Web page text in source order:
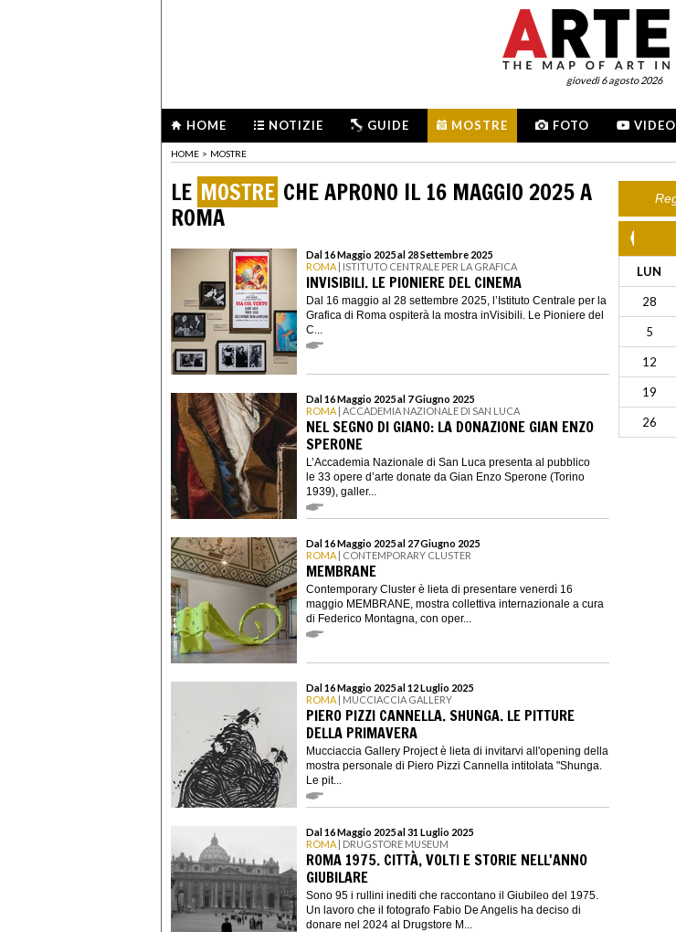
giovedì 6 agosto 2026
HOME NOTIZIE GUIDE MOSTRE FOTO VIDEO
HOME > MOSTRE
LE MOSTRE CHE APRONO IL 16 MAGGIO 2025 A
ROMA
Dal 16 Maggio 2025 al 28 Settembre 2025
ROMA | ISTITUTO CENTRALE PER LA GRAFICA
INVISIBILI. LE PIONIERE DEL CINEMA
Dal 16 maggio al 28 settembre 2025, l’Istituto Centrale per la
Grafica di Roma ospiterà la mostra inVisibili. Le Pioniere del
C...
Dal 16 Maggio 2025 al 7 Giugno 2025
ROMA | ACCADEMIA NAZIONALE DI SAN LUCA
NEL SEGNO DI GIANO: LA DONAZIONE GIAN ENZO
SPERONE
L’Accademia Nazionale di San Luca presenta al pubblico
le 33 opere d’arte donate da Gian Enzo Sperone (Torino
1939), galler...
Dal 16 Maggio 2025 al 27 Giugno 2025
ROMA | CONTEMPORARY CLUSTER
MEMBRANE
Contemporary Cluster è lieta di presentare venerdì 16
maggio MEMBRANE, mostra collettiva internazionale a cura
di Federico Montagna, con oper...
Dal 16 Maggio 2025 al 12 Luglio 2025
ROMA | MUCCIACCIA GALLERY
PIERO PIZZI CANNELLA. SHUNGA. LE PITTURE
DELLA PRIMAVERA
Mucciaccia Gallery Project è lieta di invitarvi all'opening della
mostra personale di Piero Pizzi Cannella intitolata "Shunga.
Le pit...
Dal 16 Maggio 2025 al 31 Luglio 2025
ROMA | DRUGSTORE MUSEUM
ROMA 1975. CITTÀ, VOLTI E STORIE NELL'ANNO
GIUBILARE
Sono 95 i rullini inediti che raccontano il Giubileo del 1975.
Un lavoro che il fotografo Fabio De Angelis ha deciso di
donare nel 2024 al Drugstore M...
LUN
28
5
12
19
26